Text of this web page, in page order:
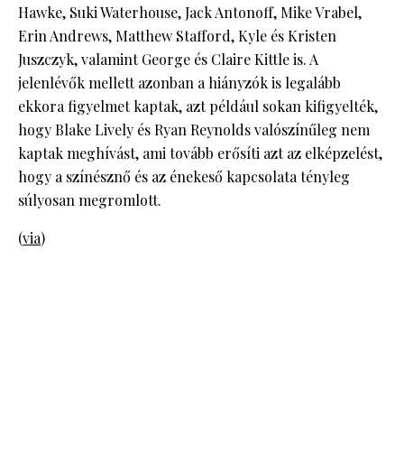
Hawke, Suki Waterhouse, Jack Antonoff, Mike Vrabel,
Erin Andrews, Matthew Stafford, Kyle és Kristen
Juszczyk, valamint George és Claire Kittle is. A
jelenlévők mellett azonban a hiányzók is legalább
ekkora figyelmet kaptak, azt például sokan kifigyelték,
hogy Blake Lively és Ryan Reynolds valószínűleg nem
kaptak meghívást, ami tovább erősíti azt az elképzelést,
hogy a színésznő és az énekeső kapcsolata tényleg
súlyosan megromlott.
(via)